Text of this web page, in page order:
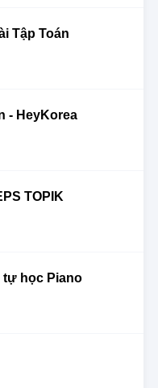
Tập Toán
- HeyKorea
TOPIK
tự học Piano